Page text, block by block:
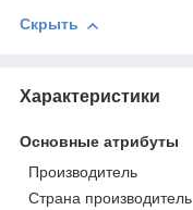
Скрыть
Характеристики
Основные атрибуты
Производитель
Страна производитель